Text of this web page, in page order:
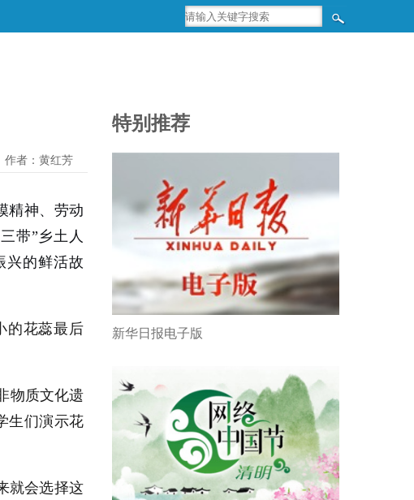
作者：黄红芳
精神、劳动
带”乡土人
兴的鲜活故
的花蕊最后
物质文化遗
生们演示花
就会选择这
特别推荐
新华日报电子版